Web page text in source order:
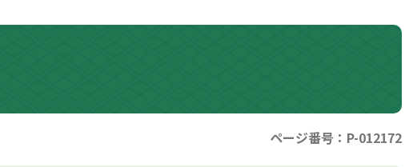
ページ番号：P-012172